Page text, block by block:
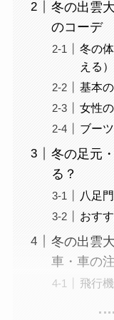
冬の出雲
のコーデ
冬の
える）
基本
女性
ブー
冬の足元
る？
八足
おす
冬の出雲
車・車の
飛行